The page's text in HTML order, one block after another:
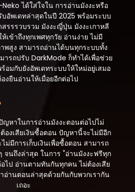
ได้ใส่ใจใน การอ่านมังงะหรือ
อัพเดทล่าสุดในปี 2025 พร้อมระบบ
รรรวบรวม มังงะญี่ปุ่น มังงะเกาหลี
เข้าถึงทุกเพศทุกวัย อ่านง่าย ไม่มี
สูง สามารถอ่านได้บนทุกระบบทั้ง
ารถปรับ DarkMode ก็ทำได้เพื่อช่วย
อมกับยังอัพเดทระบบให้ใหม่อยู่เสมอ
งยืนอ่านให้เมื่อยอีกต่อไป
หาในการอ่านมังงะตอนต่อไปไม่
องเสียเงินซื้อตอน ปัญหานี้จะไม่มีอีก
ม่มีการเก็บเงินเพื่อซื้อตอน สามารถ
จนถึงล่าสุด ในการ "อ่านมังงะฟรีทุก
ไป อ่านตามทันกันทุกคน ไม่ต้องเสีย
อ่านตอนล่าสุดด้วยกันกับพวกเรากัน
เถอะ